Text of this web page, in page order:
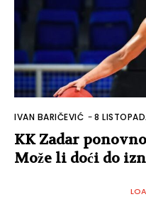
IVAN BARIČEVIĆ -8
KK Zadar
Može li doći do